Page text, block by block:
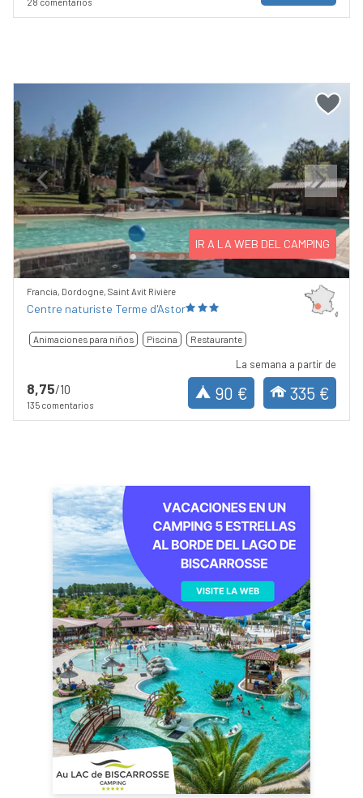
Previous Next
IR A LA WEB DEL CAMPING
Francia, Dordogne, Saint Avit Rivière
Centre naturiste Terme d'Astor
Animaciones para niños Piscina Restaurante
8,75/10
135 comentarios
La semana a partir de
90 € 335 €